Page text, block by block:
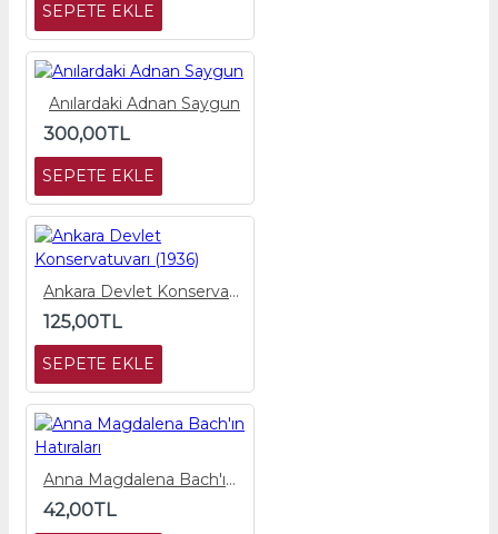
SEPETE EKLE
Anılardaki Adnan Saygun
300,00TL
SEPETE EKLE
Ankara Devlet Konservatuvarı (1936)
125,00TL
SEPETE EKLE
Anna Magdalena Bach'ın Hatıraları
42,00TL